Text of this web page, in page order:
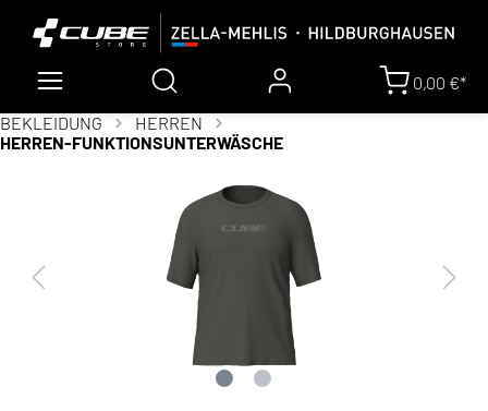
0,00 €*
BEKLEIDUNG
HERREN
HERREN-FUNKTIONSUNTERWÄSCHE